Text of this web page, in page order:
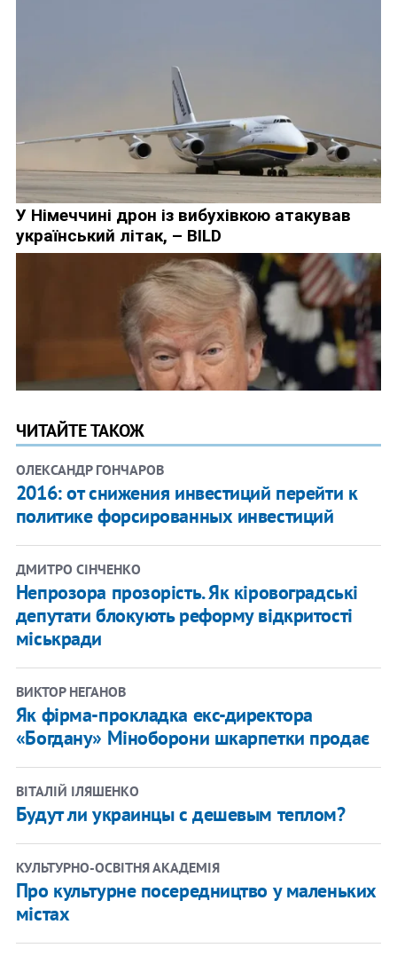
ЧИТАЙТЕ ТАКОЖ
ОЛЕКСАНДР ГОНЧАРОВ
2016: от снижения инвестиций перейти к
политике форсированных инвестиций
ДМИТРО СІНЧЕНКО
Непрозора прозорість. Як кіровоградські
депутати блокують реформу відкритості
міськради
ВИКТОР НЕГАНОВ
Як фірма-прокладка екс-директора
«Богдану» Міноборони шкарпетки продає
ВІТАЛІЙ ІЛЯШЕНКО
Будут ли украинцы с дешевым теплом?
КУЛЬТУРНО-ОСВІТНЯ АКАДЕМІЯ
Про культурне посередництво у маленьких
містах